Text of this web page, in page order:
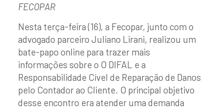
FECOPAR
Nesta terça-feira (16), a Fecopar, junto com o
advogado parceiro Juliano Lirani, realizou um
bate-papo online para trazer mais
informações sobre o O DIFAL e a
Responsabilidade Cível de Reparação de Danos
pelo Contador ao Cliente. O principal objetivo
desse encontro era atender uma demanda